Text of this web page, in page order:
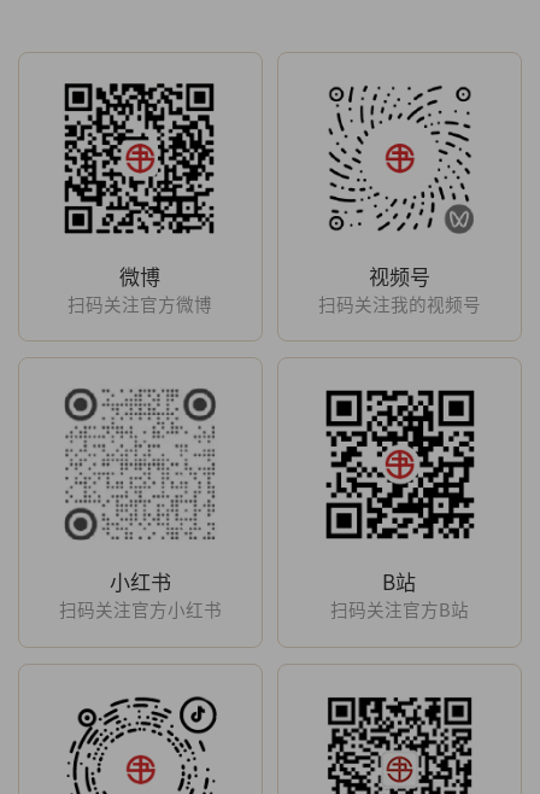
微博
扫码关注官方微博
视频号
扫码关注我的视频号
小红书
扫码关注官方小红书
B站
扫码关注官方B站